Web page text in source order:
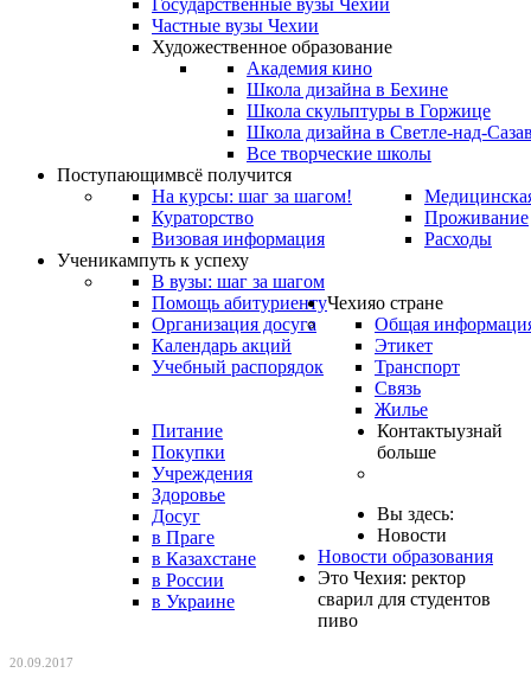
Государственные вузы Чехии
Частные вузы Чехии
Художественное образование
Академия кино
Школа дизайна в Бехине
Школа скульптуры в Горжице
Школа дизайна в Светле-над-
Все творческие школы
Поступающимвсё получится
На курсы: шаг за шагом!
Кураторство
Визовая информация
Проживание
Расходы
Ученикампуть к успеху
В вузы: шаг за шагом
Помощь абитуриенту
Организация досуга
Календарь акций
Учебный распорядок
Чехияо стране
Общая
Этикет
Транспорт
Связь
Жилье
Питание
Покупки
Учреждения
Здоровье
Досуг
Контактыузнай
больше
в Праге
в Казахстане
в России
в Украине
Вы здесь:
Новости
Новости образования
Это Чехия: ректор
сварил для студентов
пиво
20.09.2017